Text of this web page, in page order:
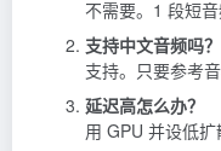
不需要。1 段短
支持中文音频吗？
支持。只要参考
延迟高怎么办？
用 GPU 并设低扩